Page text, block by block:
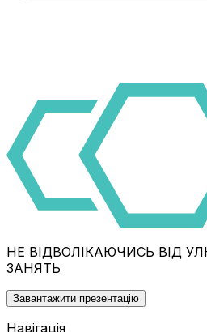
НЕ ВІДВОЛІКАЮЧИСЬ ВІД
ЗАНЯТЬ
Завантажити презентацію
Навігація